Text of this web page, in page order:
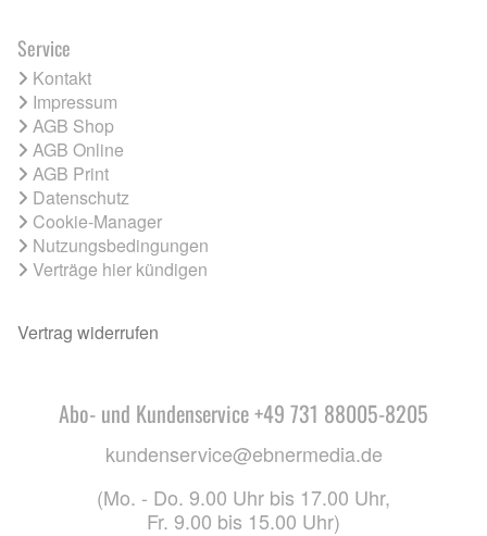
Service
Kontakt
Impressum
AGB Shop
AGB Online
AGB Print
Datenschutz
Cookie-Manager
Nutzungsbedingungen
Verträge hier kündigen
Vertrag widerrufen
Abo- und Kundenservice +49 731 88005-8205
kundenservice@ebnermedia.de
(Mo. - Do. 9.00 Uhr bis 17.00 Uhr,
Fr. 9.00 bis 15.00 Uhr)